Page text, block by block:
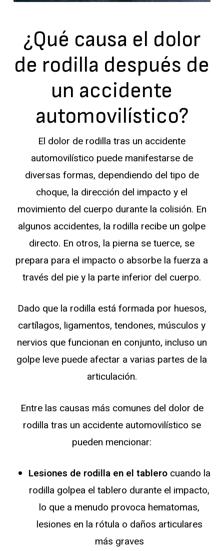
¿Qué causa el dolor
de rodilla después de
un accidente
automovilístico?
El dolor de rodilla tras un accidente
automovilístico puede manifestarse de
diversas formas, dependiendo del tipo de
choque, la dirección del impacto y el
movimiento del cuerpo durante la colisión. En
algunos accidentes, la rodilla recibe un golpe
directo. En otros, la pierna se tuerce, se
prepara para el impacto o absorbe la fuerza a
través del pie y la parte inferior del cuerpo.
Dado que la rodilla está formada por huesos,
cartílagos, ligamentos, tendones, músculos y
nervios que funcionan en conjunto, incluso un
golpe leve puede afectar a varias partes de la
articulación.
Entre las causas más comunes del dolor de
rodilla tras un accidente automovilístico se
pueden mencionar:
Lesiones de rodilla en el tablerocuando la
rodilla golpea el tablero durante el impacto,
lo que a menudo provoca hematomas,
lesiones en la rótula o daños articulares
más graves